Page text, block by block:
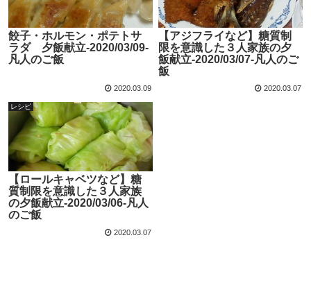
餃子・ホルモン・ポテトサ
ラダ 夕飯献立-2020/03/09-
凡人のご飯
2020.03.09
【アジフライなど】糖質制
限を意識した３人家族の夕
飯献立-2020/03/07-凡人のご
飯
2020.03.07
レシピ
【ロールキャベツなど】糖
質制限を意識した３人家族
の夕飯献立-2020/03/06-凡人
のご飯
2020.03.07